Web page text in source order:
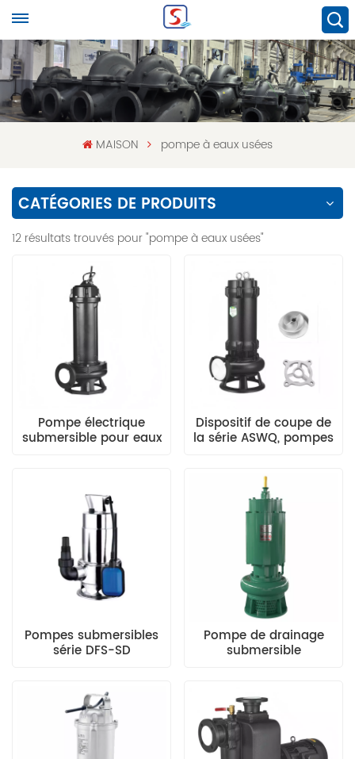
MAISON pompe à eaux usées
CATÉGORIES DE PRODUITS
12 résultats trouvés pour "pompe à eaux usées"
Pompe électrique
submersible pour eaux
Dispositif de coupe de
la série ASWQ, pompes
Pompes submersibles
série DFS-SD
Pompe de drainage
submersible